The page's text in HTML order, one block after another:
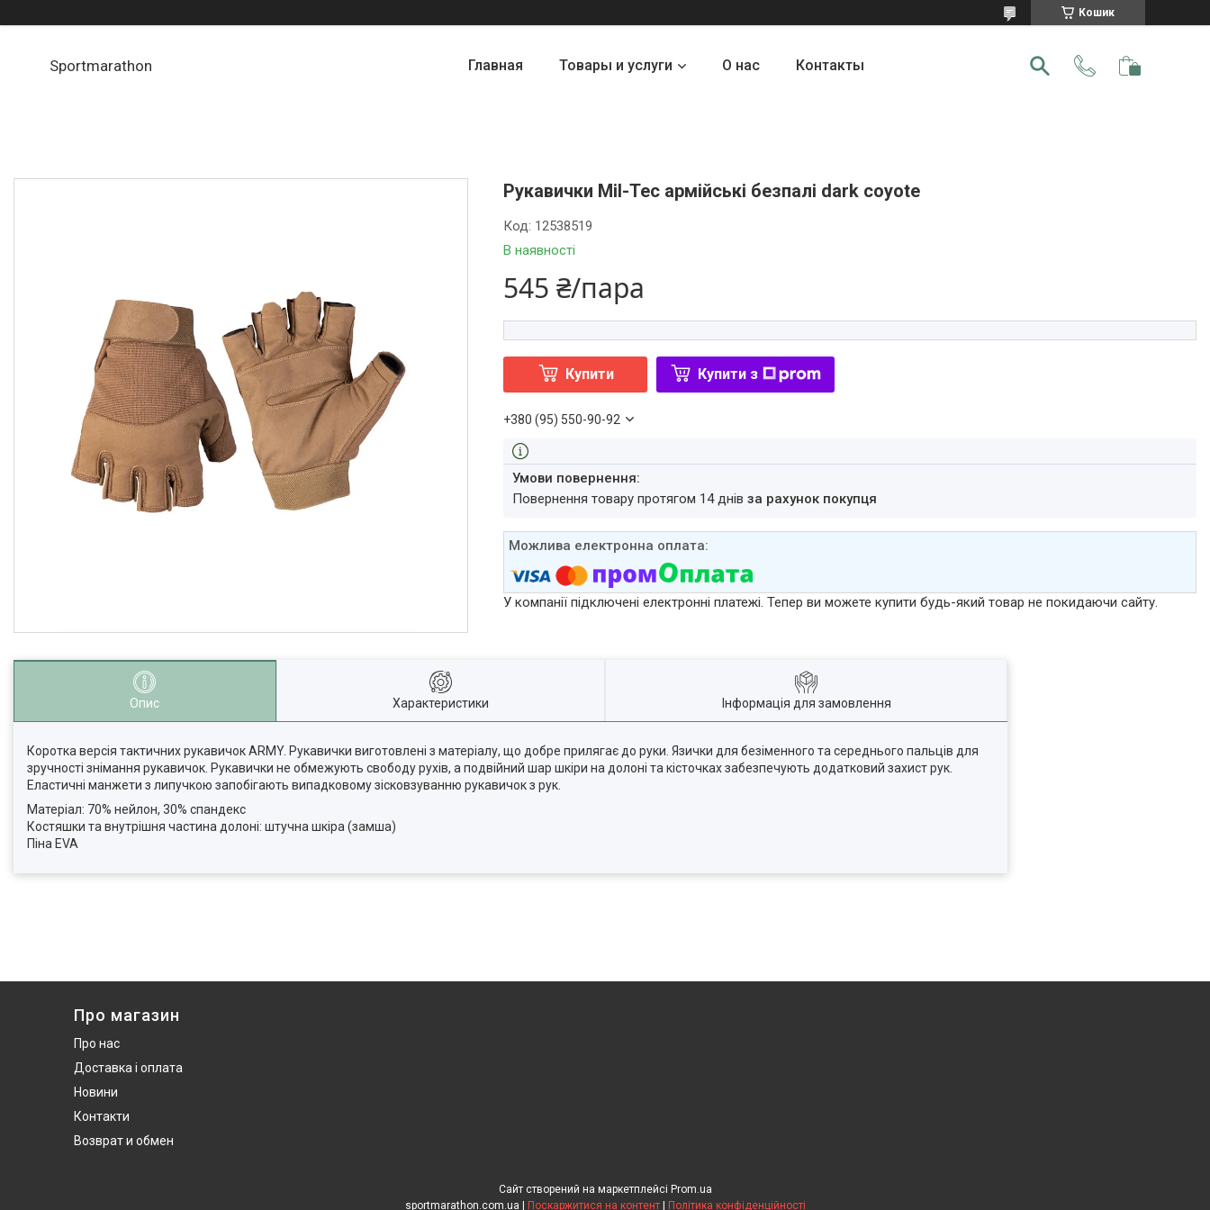
Кошик
Sportmarathon Главная Товары и услуги О нас Контакты
Рукавички Mil-Tec армійські безпалі dark coyote
В наявності
Код: 12538519
545 ₴/пара
Купити Купити з
+380 (95) 550-90-92
повернення товару протягом 14 днівза рахунок покупця
У компанії підключені електронні платежі. Тепер ви можете купити будь-який товар не покидаючи сайту.
Опис Характеристики Інформація для замовлення
Коротка версія тактичних рукавичок ARMY. Рукавички виготовлені з матеріалу, що добре прилягає до руки. Язички для безіменного та середнього пальців для
зручності знімання рукавичок. Рукавички не обмежують свободу рухів, а подвійний шар шкіри на долоні та кісточках забезпечують додатковий захист рук.
Еластичні манжети з липучкою запобігають випадковому зісковзуванню рукавичок з рук.
Матеріал: 70% нейлон, 30% спандекс
Костяшки та внутрішня частина долоні: штучна шкіра (замша)
Піна EVA
Про магазин
Про нас
Доставка і оплата
Новини
Контакти
Возврат и обмен
Сайт створений на маркетплейсі Prom.ua
Поскаржитися на контент Політика конфіденційності